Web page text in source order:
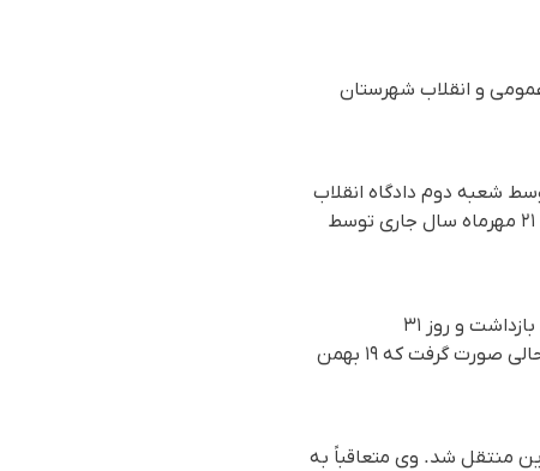
دادسرای عمومی و انقلاب شهرستان
جاری، برگزار شدە بود و توسط شعبه دوم دادگاه انقلاب
شهریار بابت اتهام "تبلیغ علیه نظام" به شش ماه و یک روز حبس محکوم شد که حکم صادره در تاریخ ۲۱ مهرماه سال جاری توسط
این معلم روز چهارشنبه ١٦ فروردین ماه ١٤٠٢ (۵ آوریل ٢٠٢٣) توسط نیروهای اداره اطلاعات غرب تهران بازداشت و روز ۳۱
اردیبهشت‌ماه همان سال، با تودیع وثیقه یک میلیارد تومانی از زندان اوین آزاد شد. بازداشت وی در حالی صورت گرفت که ١٩ بهمن
ماه ۱۴۰۱، توسط نیروهای حکومتی بازداشت و به بند ۲۰۹ زندان اوین منتقل شد. وی متعاقباً به